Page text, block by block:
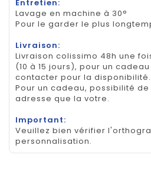
Entretien:
Lavage en machine à 30°
Pour le garder le plus
Livraison:
Livraison colissimo 48h une
(10 à 15 jours), pour un
contacter pour la disponibilité.
Pour un cadeau, possibilité
adresse que la votre.
Important:
Veuillez bien vérifier
personnalisation.